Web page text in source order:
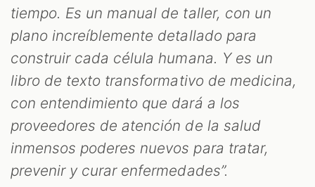
tiempo. Es un manual de taller, con un
plano increíblemente detallado para
construir cada célula humana. Y es un
libro de texto transformativo de medicina,
con entendimiento que dará a los
proveedores de atención de la salud
inmensos poderes nuevos para tratar,
prevenir y curar enfermedades”.